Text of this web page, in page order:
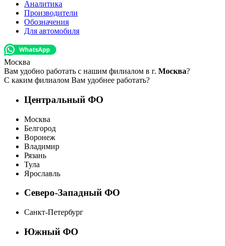
Аналитика
Производители
Обозначения
Для автомобиля
Москва
Вам удобно работать с нашим филиалом в г. Москва?
С каким филиалом Вам удобнее работать?
Центральный ФО
Москва
Белгород
Воронеж
Владимир
Рязань
Тула
Ярославль
Северо-Западный ФО
Санкт-Петербург
Южный ФО